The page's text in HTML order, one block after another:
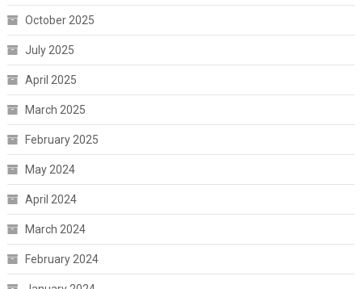
October 2025
July 2025
April 2025
March 2025
February 2025
May 2024
April 2024
March 2024
February 2024